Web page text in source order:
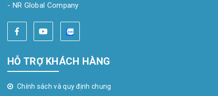
- NR Global Company
HỖ TRỢ KHÁCH HÀNG
Chính sách và quy định chung